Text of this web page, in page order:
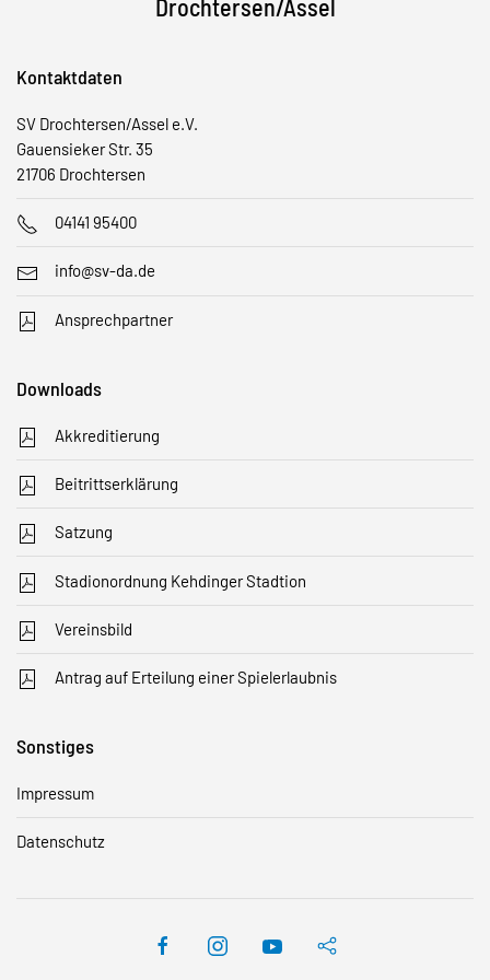
Drochtersen/Assel
Kontaktdaten
SV Drochtersen/Assel e.V.
Gauensieker Str. 35
21706 Drochtersen
04141 95400
info@sv-da.de
Ansprechpartner
Downloads
Akkreditierung
Beitrittserklärung
Satzung
Stadionordnung Kehdinger Stadtion
Vereinsbild
Antrag auf Erteilung einer Spielerlaubnis
Sonstiges
Impressum
Datenschutz